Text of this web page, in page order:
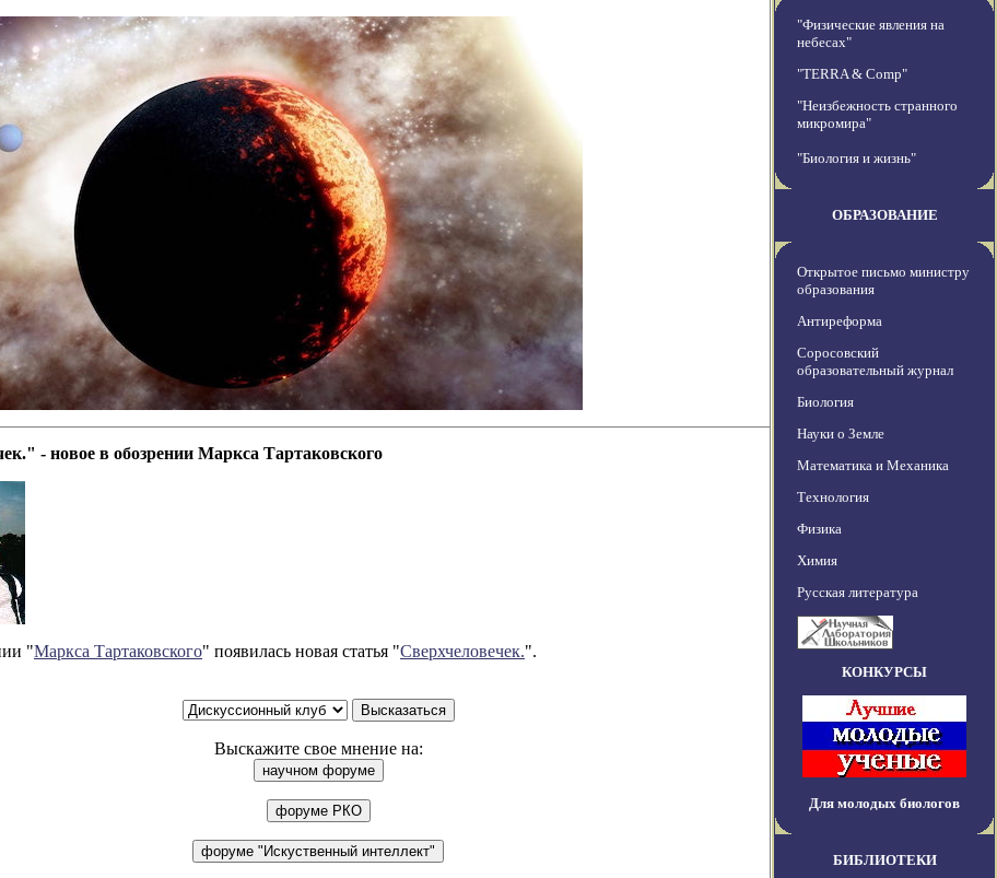
- новое в обозрении Маркса Тартаковского
"Маркса Тартаковского" появилась новая статья "Сверхчеловечек.".
Выскажите свое мнение на:
"Физические явления на
небесах"
"TERRA & Comp"
"Неизбежность странного
микромира"
"Биология и жизнь"
ОБРАЗОВАНИЕ
Открытое письмо министру
образования
Антиреформа
Соросовский
образовательный журнал
Биология
Науки о Земле
Математика и Механика
Технология
Физика
Химия
Русская литература
КОНКУРСЫ
Для молодых биологов
БИБЛИОТЕКИ